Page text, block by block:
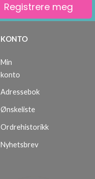
Registrere meg
KONTO
Min
konto
Adressebok
Ønskeliste
Ordrehistorikk
Nyhetsbrev